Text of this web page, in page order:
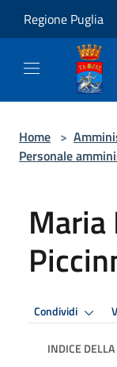
Regione Puglia
Home >
Personale
Maria
Condividi
INDICE